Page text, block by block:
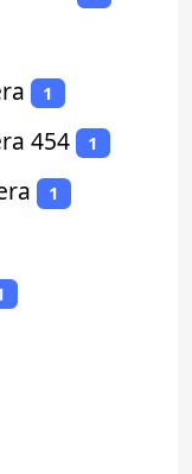
1
454 1
1